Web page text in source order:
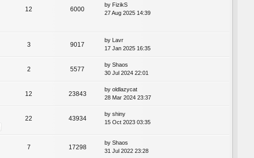
12 6000
by FizikS
27 Aug 2025 14:39
3 9017
by Lavr
17 Jan 2025 16:35
2 5577
by Shaos
30 Jul 2024 22:01
12 23843
by oldlazycat
28 Mar 2024 23:37
22 43934
by shiny
15 Oct 2023 03:35
7 17298
by Shaos
31 Jul 2022 23:28